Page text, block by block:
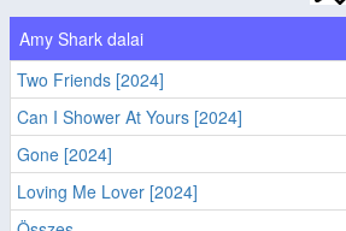
Amy Shark dalai
Two Friends [2024]
Can I Shower At Yours [2024]
Gone [2024]
Loving Me Lover [2024]